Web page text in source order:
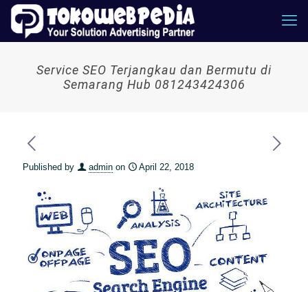
Service SEO Terjangkau dan Bermutu di
Semarang Hub 081243424306
Published by admin on April 22, 2018